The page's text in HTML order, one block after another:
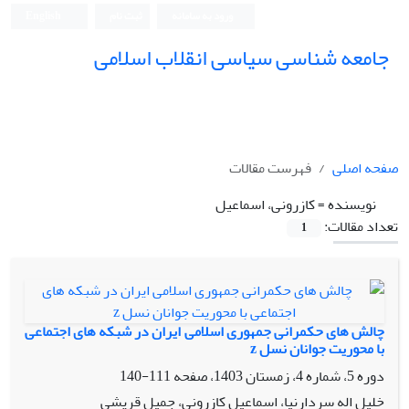
جامعه شناسی سیاسی انقلاب اسلامی
صفحه اصلی
فهرست مقالات
نویسنده =کازرونی، اسماعیل
تعداد مقالات:
1
چالش های حکمرانی جمهوری اسلامی ایران در شبکه های اجتماعی
با محوریت جوانان نسل z
دوره 5، شماره 4، زمستان 1403، صفحه
111-140
خلیل اله سردارنیا، اسماعیل کازرونی، جمیل قریشی